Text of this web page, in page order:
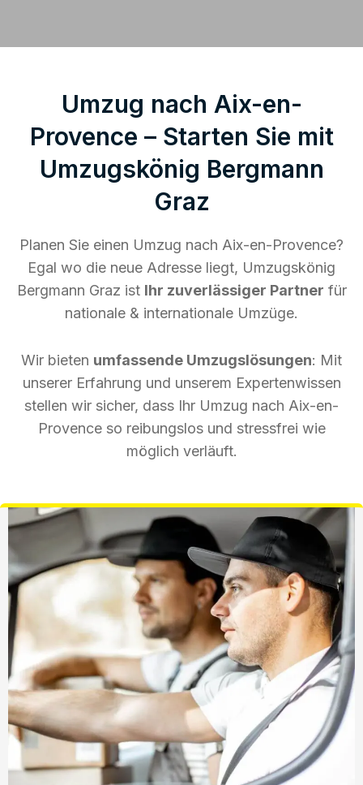
Umzug nach Aix-en-
Provence – Starten Sie mit
Umzugskönig Bergmann
Graz
Planen Sie einen Umzug nach Aix-en-Provence?
Egal wo die neue Adresse liegt, Umzugskönig
Bergmann Graz ist Ihr zuverlässiger Partner für
nationale & internationale Umzüge.
Wir bieten umfassende Umzugslösungen: Mit
unserer Erfahrung und unserem Expertenwissen
stellen wir sicher, dass Ihr Umzug nach Aix-en-
Provence so reibungslos und stressfrei wie
möglich verläuft.